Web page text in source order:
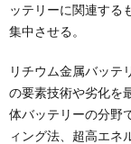
ッテリーに関連する
集中させる。
リチウム金属バッテ
の要素技術や劣化を
体バッテリーの分野
ィング法、超高エネ